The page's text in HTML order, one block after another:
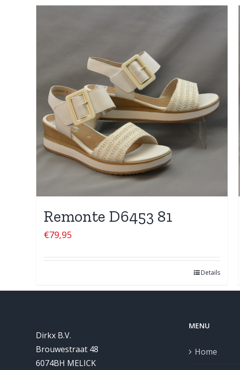
Remonte D6453 81
€79,95
Details
Dirkx B.V.
Brouwestraat 48
6074BH MELICK
MENU
Home